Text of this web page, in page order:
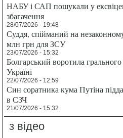
НАБУ і САП пошукали у
збагачення
28/07/2026 - 19:48
Суддя, спійманий на
млн грн для ЗСУ
23/07/2026 - 15:32
Болгарський воротила грального
Україні
22/07/2026 - 12:59
Син соратника кума Путіна
в СЗЧ
21/07/2026 - 15:32
з відео